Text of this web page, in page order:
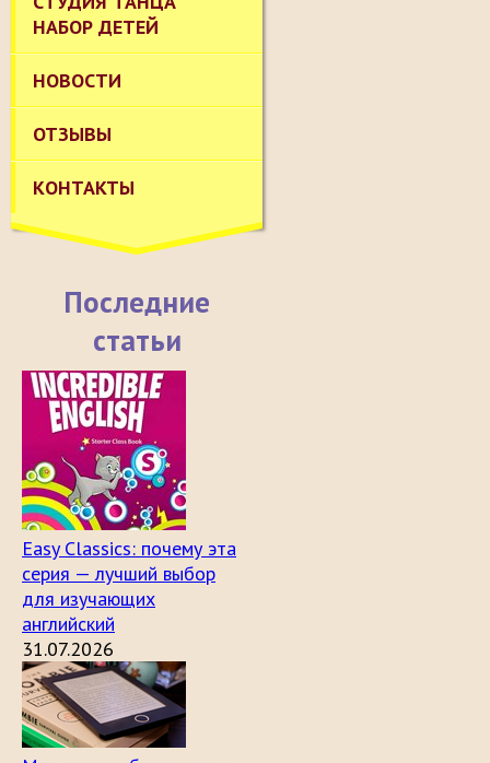
НАБОР ДЕТЕЙ
НОВОСТИ
ОТЗЫВЫ
КОНТАКТЫ
Последние
статьи
Easy Classics: почему эта
серия — лучший выбор
для изучающих
английский
31.07.2026